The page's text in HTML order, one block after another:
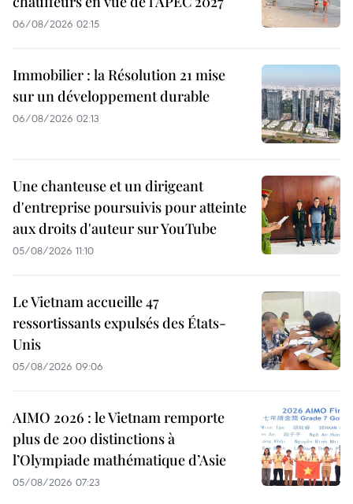
06/08/2026 02:15
Immobilier : la Résolution 21 mise
sur un développement durable
06/08/2026 02:13
Une chanteuse et un dirigeant
d'entreprise poursuivis pour atteinte
aux droits d'auteur sur YouTube
05/08/2026 11:10
Le Vietnam accueille 47
ressortissants expulsés des États-
Unis
05/08/2026 09:06
AIMO 2026 : le Vietnam remporte
plus de 200 distinctions à
l’Olympiade mathématique d’Asie
05/08/2026 07:23